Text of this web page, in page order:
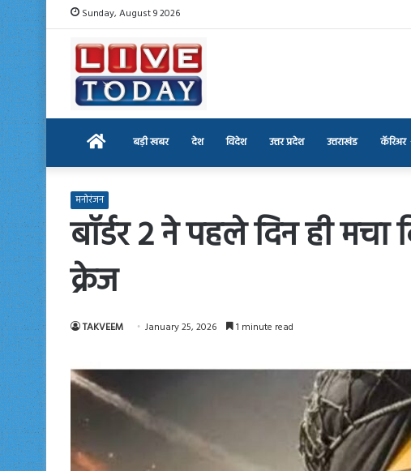
Sunday, August 9 2026
Home बड़ी खबर देश विदेश उत्तर प्रदेश उत्तराखंड कॅरिअर
मनोरंजन
बॉर्डर 2 ने पहले दिन ही
क्रेज
TAKVEEM January 25, 2026 1 minute read